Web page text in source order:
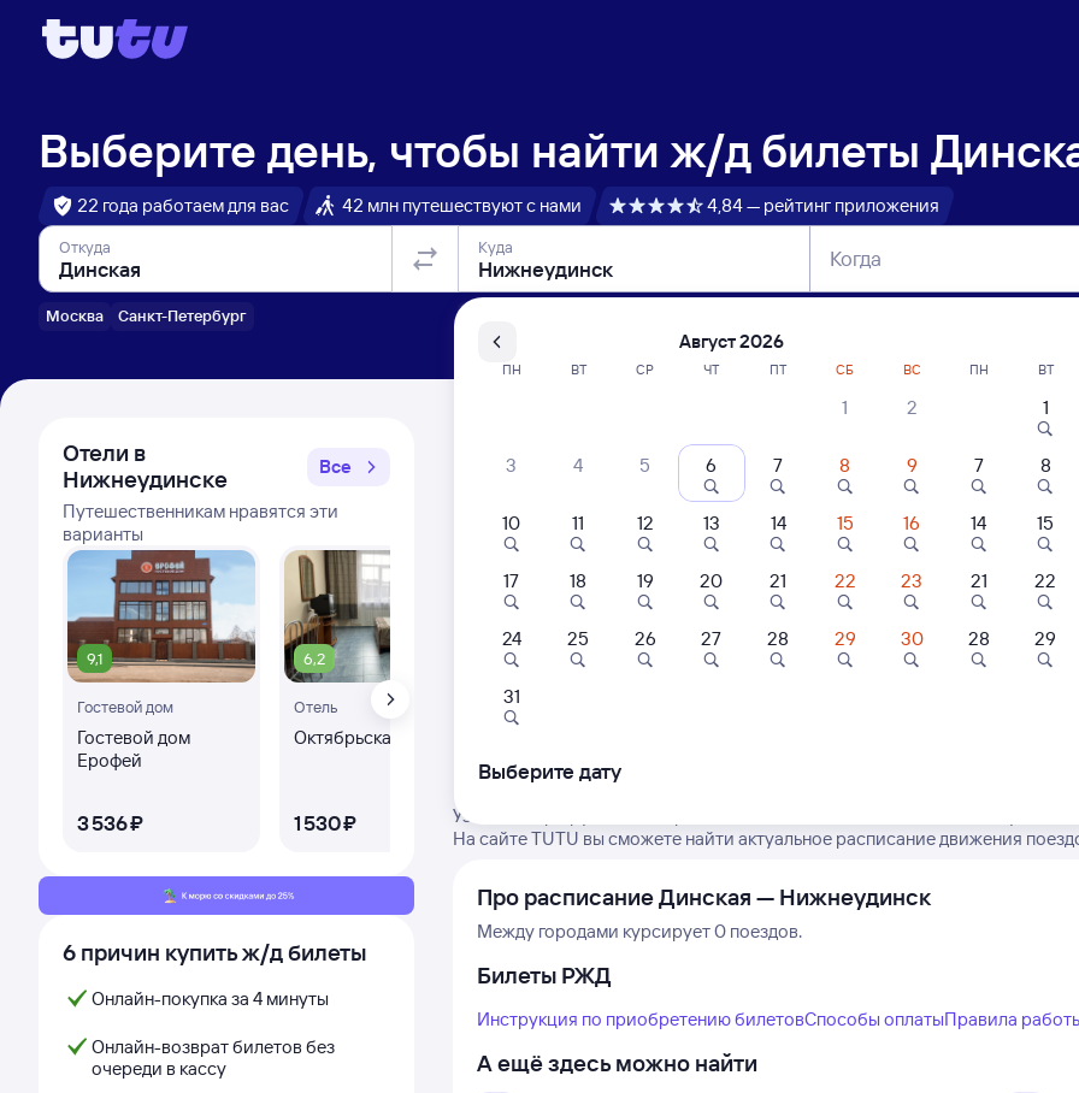
Выберите день, чтобы найти ж/д билеты
22 года работаем для вас 42 млн путешествуют с нами 4,84 — рейтинг приложения
Откуда
Москва Санкт-Петербург
Куда Когда
Отели в
Нижнеудинске
Все
Путешественникам нравятся эти
варианты
9,1
Гостевой дом
Гостевой дом
Ерофей
3 ⁠536 ⁠₽
6,2
Отель
Октябрьская
1 ⁠530 ⁠₽
Отель
2 ⁠500 ⁠₽ 1 ⁠766 ⁠₽
8,9
3 ⁠017 ⁠₽
6 причин купить ж/д билеты
Онлайн-покупка за 4 минуты
Онлайн-возврат билетов без
очереди в кассу
Расписание поездов Динская — Нижнеудинск
Нет рейсов по этому
Узнайте маршрут пассажирских поездов РЖД из Динской в
На сайте TUTU вы сможете найти актуальное расписание движения
Про расписание Динская — Нижнеудинск
Между городами курсирует 0 поездов.
Билеты РЖД
Инструкция по приобретению билетовСпособы оплатыПравила
А ещё здесь можно найти
Август 2026
ПН ВТ СР ЧТ ПТ СБ ВС
1 2
3 4 5 6 7 8 9
10 11 12 13 14 15 16
17 18 19 20 21 22 23
24 25 26 27 28 29 30
31
ПН ВТ
1
7 8
14 15
21 22
28 29
Выберите дату